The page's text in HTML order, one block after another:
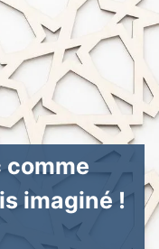
comme
imaginé !